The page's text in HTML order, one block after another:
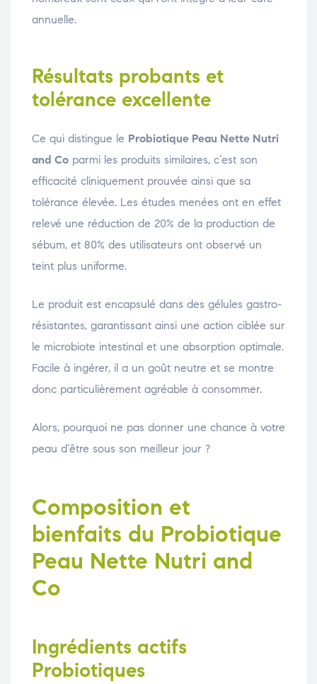
annuelle.
Résultats probants et
tolérance excellente
Ce qui distingue le Probiotique Peau Nette Nutri
and Co parmi les produits similaires, c’est son
efficacité cliniquement prouvée ainsi que sa
tolérance élevée. Les études menées ont en effet
relevé une réduction de 20% de la production de
sébum, et 80% des utilisateurs ont observé un
teint plus uniforme.
Le produit est encapsulé dans des gélules gastro-
résistantes, garantissant ainsi une action ciblée sur
le microbiote intestinal et une absorption optimale.
Facile à ingérer, il a un goût neutre et se montre
donc particulièrement agréable à consommer.
Alors, pourquoi ne pas donner une chance à votre
peau d’être sous son meilleur jour ?
Composition et
bienfaits du Probiotique
Peau Nette Nutri and
Co
Ingrédients actifs
Probiotiques